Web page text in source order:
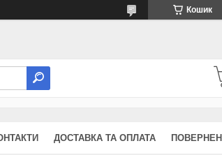
Кошик
ДОСТАВКА ТА ОПЛАТА